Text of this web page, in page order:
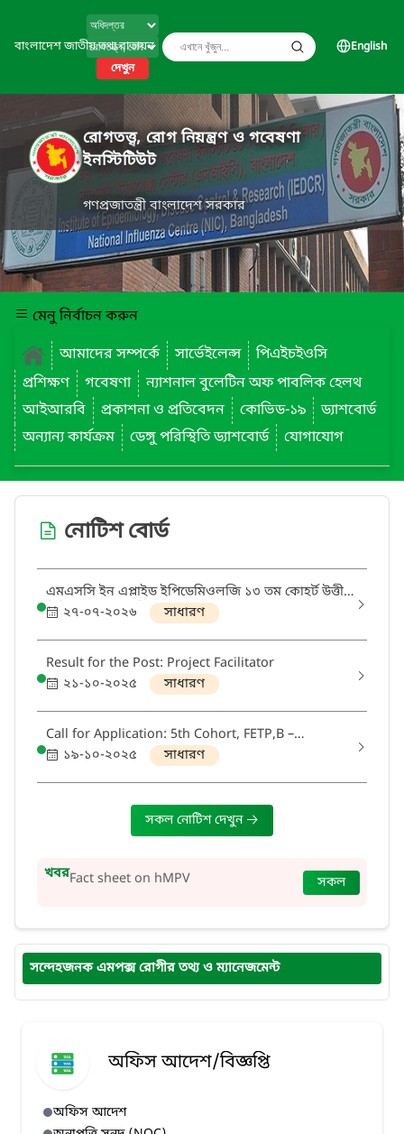
বাংলাদেশ জাতীয় তথ্য বাতায়ন
দেখুন
English
রোগতত্ত্ব, রোগ নিয়ন্ত্রণ ও গবেষণা
ইনস্টিটিউট
গণপ্রজাতন্ত্রী বাংলাদেশ সরকার
মেনু নির্বাচন করুন
আমাদের সম্পর্কে
সার্ভেইলেন্স
পিএইচইওসি
প্রশিক্ষণ
গবেষণা
ন্যাশনাল বুলেটিন অফ পাবলিক হেলথ
আইআরবি
প্রকাশনা ও প্রতিবেদন কোভিড-১৯
ড্যাশবোর্ড
অন্যান্য কার্যক্রম
ডেঙ্গু পরিস্থিতি ড্যাশবোর্ড যোগাযোগ
নোটিশ বোর্ড
এমএসসি ইন এপ্লাইড ইপিডেমিওলজি ১৩ তম কোহর্ট উত্তীর্ণ
চিকিৎসকদের তালিকা
২৭-০৭-২০২৬ সাধারণ
Result for the Post: Project Facilitator
২১-১০-২০২৫
সাধারণ
Call for Application: 5th Cohort, FETP,B –
INTERMEDIATE
১৯-১০-২০২৫ সাধারণ
সকল নোটিশ দেখুন
খবরFact sheet on hMPV সকল
সন্দেহজনক এমপক্স রোগীর তথ্য ও ম্যানেজমেন্ট
অফিস আদেশ/বিজ্ঞপ্তি
অফিস আদেশ